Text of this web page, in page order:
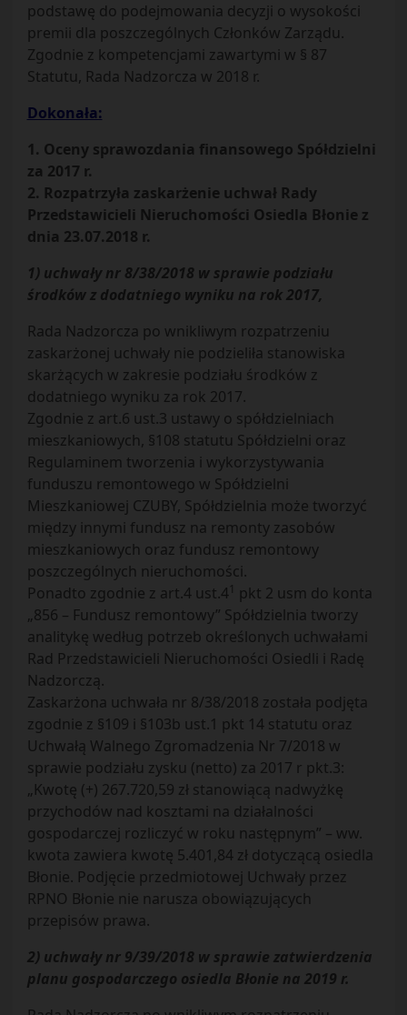
podstawę do podejmowania decyzji o wysokości
premii dla poszczególnych Członków Zarządu.
Zgodnie z kompetencjami zawartymi w § 87
Statutu, Rada Nadzorcza w 2018 r.
Dokonała:
1. Oceny sprawozdania finansowego Spółdzielni
za 2017 r.
2. Rozpatrzyła zaskarżenie uchwał Rady
Przedstawicieli Nieruchomości Osiedla Błonie z
dnia 23.07.2018 r.
1) uchwały nr 8/38/2018 w sprawie podziału
środków z dodatniego wyniku na rok 2017,
Rada Nadzorcza po wnikliwym rozpatrzeniu
zaskarżonej uchwały nie podzieliła stanowiska
skarżących w zakresie podziału środków z
dodatniego wyniku za rok 2017.
Zgodnie z art.6 ust.3 ustawy o spółdzielniach
mieszkaniowych, §108 statutu Spółdzielni oraz
Regulaminem tworzenia i wykorzystywania
funduszu remontowego w Spółdzielni
Mieszkaniowej CZUBY, Spółdzielnia może tworzyć
między innymi fundusz na remonty zasobów
mieszkaniowych oraz fundusz remontowy
poszczególnych nieruchomości.
Ponadto zgodnie z art.4 ust.4 1 pkt 2 usm do konta
„856 – Fundusz remontowy” Spółdzielnia tworzy
analitykę według potrzeb określonych uchwałami
Rad Przedstawicieli Nieruchomości Osiedli i Radę
Nadzorczą.
Zaskarżona uchwała nr 8/38/2018 została podjęta
zgodnie z §109 i §103b ust.1 pkt 14 statutu oraz
Uchwałą Walnego Zgromadzenia Nr 7/2018 w
sprawie podziału zysku (netto) za 2017 r pkt.3:
„Kwotę (+) 267.720,59 zł stanowiącą nadwyżkę
przychodów nad kosztami na działalności
gospodarczej rozliczyć w roku następnym” – ww.
kwota zawiera kwotę 5.401,84 zł dotyczącą osiedla
Błonie. Podjęcie przedmiotowej Uchwały przez
RPNO Błonie nie narusza obowiązujących
przepisów prawa.
2) uchwały nr 9/39/2018 w sprawie zatwierdzenia
planu gospodarczego osiedla Błonie na 2019 r.